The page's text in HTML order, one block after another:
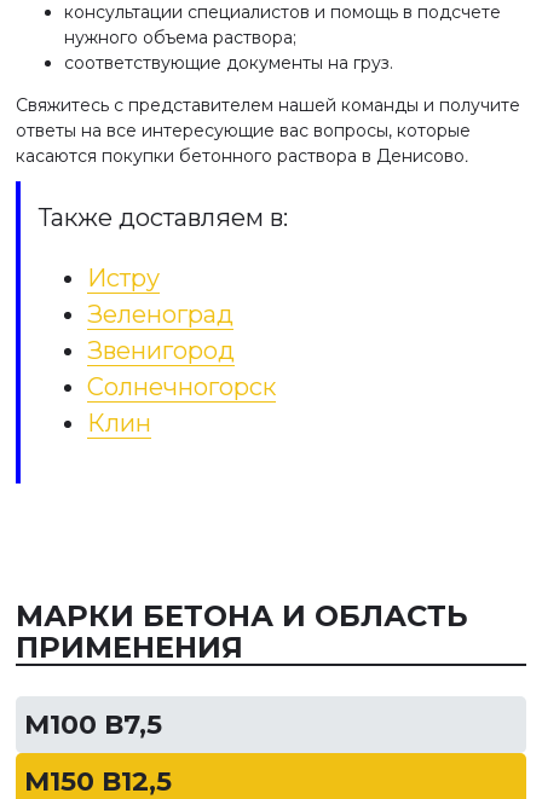
консультации специалистов и помощь в подсчете
нужного объема раствора;
соответствующие документы на груз.
Свяжитесь с представителем нашей команды и получите
ответы на все интересующие вас вопросы, которые
касаются покупки бетонного раствора в Денисово.
Также доставляем в:
Истру
Зеленоград
Звенигород
Солнечногорск
Клин
МАРКИ БЕТОНА И ОБЛАСТЬ
ПРИМЕНЕНИЯ
М100 В7,5
М150 В12,5